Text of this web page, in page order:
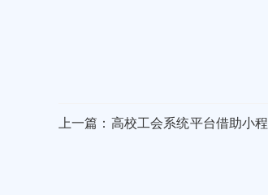
上一篇：高校工会系统平台借助小